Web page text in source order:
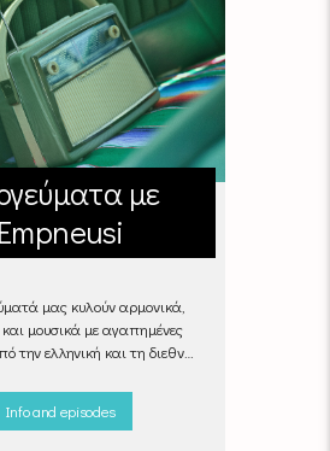
με
Empneusi
μας κυλούν αρμονικά,
μουσικά με αγαπημένες
την ελληνική και τη διεθνή
βόλτα ή στον απογευματινό
πιο αναπαυτική γωνιά του
Info and episodes